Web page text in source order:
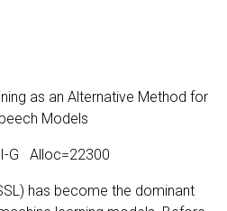
as an Alternative Method for
Speech Models
G Alloc=22300
has become the dominant